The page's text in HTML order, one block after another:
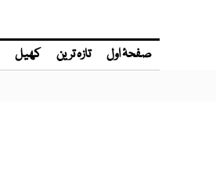
صفحۂ اول تازہ ترین کھیل